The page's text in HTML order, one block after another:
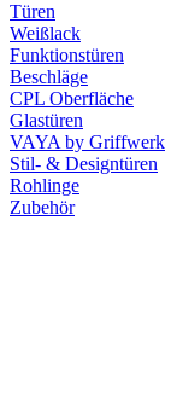
Türen
Weißlack
Funktionstüren
Beschläge
CPL Oberfläche
Glastüren
VAYA by Griffwerk
Stil- & Designtüren
Rohlinge
Zubehör